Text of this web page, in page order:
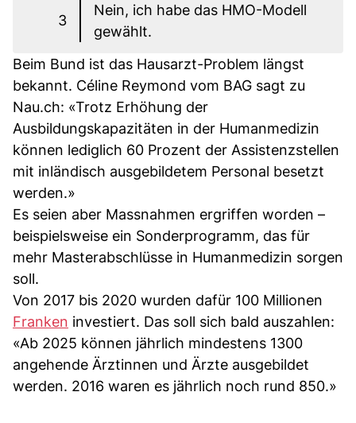
3
Nein, ich habe das HMO-Modell
gewählt.
Beim Bund ist das Hausarzt-Problem längst
bekannt. Céline Reymond vom BAG sagt zu
Nau.ch: «Trotz Erhöhung der
Ausbildungskapazitäten in der Humanmedizin
können lediglich 60 Prozent der Assistenzstellen
mit inländisch ausgebildetem Personal besetzt
werden.»
Es seien aber Massnahmen ergriffen worden –
beispielsweise ein Sonderprogramm, das für
mehr Masterabschlüsse in Humanmedizin sorgen
soll.
Von 2017 bis 2020 wurden dafür 100 Millionen
Franken investiert. Das soll sich bald auszahlen:
«Ab 2025 können jährlich mindestens 1300
angehende Ärztinnen und Ärzte ausgebildet
werden. 2016 waren es jährlich noch rund 850.»